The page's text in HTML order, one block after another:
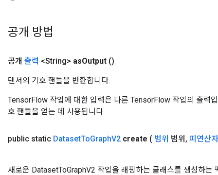
공개 방법
공개 출력 <String> asOutput ()
텐서의 기호 핸들을 반환합니다.
TensorFlow 작업에 대한 입력은 다른 TensorFlow 작업의 출력
호 핸들을 얻는 데 사용됩니다.
public static DatasetToGraphV2 create ( 범위 범위 , 피연산자
새로운 DatasetToGraphV2 작업을 래핑하는 클래스를 생성하는